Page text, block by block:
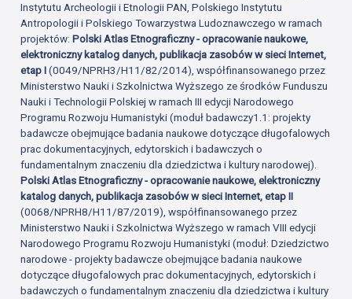
Instytutu Archeologii i Etnologii PAN, Polskiego Instytutu
Antropologii i Polskiego Towarzystwa Ludoznawczego w ramach
projektów:Polski Atlas Etnograficzny - opracowanie naukowe,
elektroniczny katalog danych, publikacja zasobów w sieci Internet,
etap I(0049/NPRH3/H11/82/2014), współfinansowanego przez
Ministerstwo Nauki i Szkolnictwa Wyższego ze środków Funduszu
Nauki i Technologii Polskiej w ramach III edycji Narodowego
Programu Rozwoju Humanistyki (moduł badawczy1.1: projekty
badawcze obejmujące badania naukowe dotyczące długofalowych
prac dokumentacyjnych, edytorskich i badawczych o
fundamentalnym znaczeniu dla dziedzictwa i kultury narodowej).
Polski Atlas Etnograficzny - opracowanie naukowe, elektroniczny
katalog danych, publikacja zasobów w sieci Internet, etap II
(0068/NPRH8/H11/87/2019), współfinansowanego przez
Ministerstwo Nauki i Szkolnictwa Wyższego w ramach VIII edycji
Narodowego Programu Rozwoju Humanistyki (moduł: Dziedzictwo
narodowe - projekty badawcze obejmujące badania naukowe
dotyczące długofalowych prac dokumentacyjnych, edytorskich i
badawczych o fundamentalnym znaczeniu dla dziedzictwa i kultury